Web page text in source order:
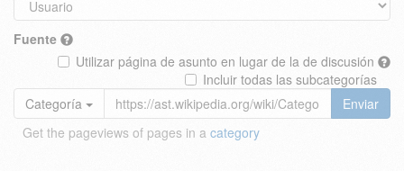
Fuente
Utilizar página de asunto en lugar de la de discusión
Incluir todas las subcategorías
Categoría
Enviar
Get the pageviews of pages in a category